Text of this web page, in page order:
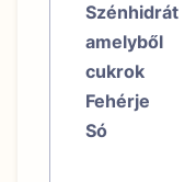
Szénhidrát
amelyből
cukrok
Fehérje
Só